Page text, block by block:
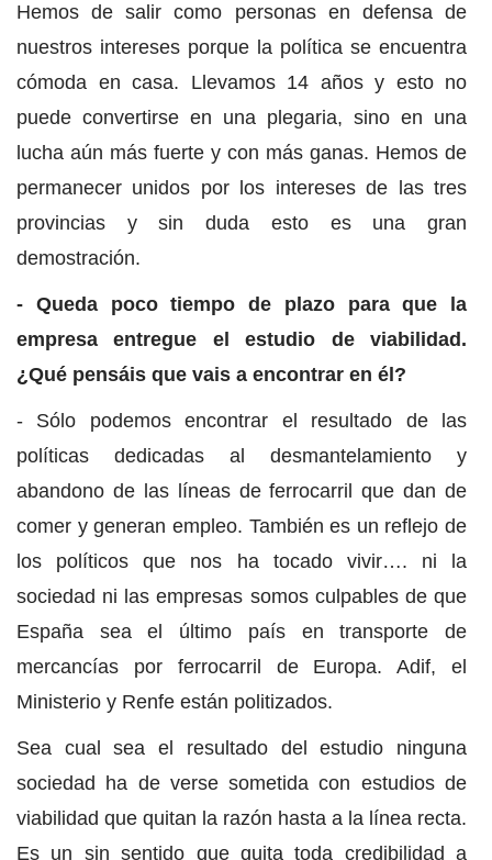
Hemos de salir como personas en defensa de
nuestros intereses porque la política se encuentra
cómoda en casa. Llevamos 14 años y esto no
puede convertirse en una plegaria, sino en una
lucha aún más fuerte y con más ganas. Hemos de
permanecer unidos por los intereses de las tres
provincias y sin duda esto es una gran
demostración.
- Queda poco tiempo de plazo para que la
empresa entregue el estudio de viabilidad.
¿Qué pensáis que vais a encontrar en él?
- Sólo podemos encontrar el resultado de las
políticas dedicadas al desmantelamiento y
abandono de las líneas de ferrocarril que dan de
comer y generan empleo. También es un reflejo de
los políticos que nos ha tocado vivir…. ni la
sociedad ni las empresas somos culpables de que
España sea el último país en transporte de
mercancías por ferrocarril de Europa. Adif, el
Ministerio y Renfe están politizados.
Sea cual sea el resultado del estudio ninguna
sociedad ha de verse sometida con estudios de
viabilidad que quitan la razón hasta a la línea recta.
Es un sin sentido que quita toda credibilidad a